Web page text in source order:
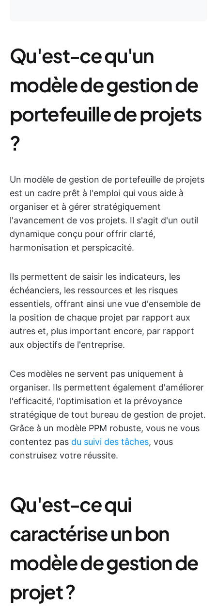
Qu'est-ce qu'un
modèle de gestion de
portefeuille de projets
?
Un modèle de gestion de portefeuille de projets
est un cadre prêt à l'emploi qui vous aide à
organiser et à gérer stratégiquement
l'avancement de vos projets. Il s'agit d'un outil
dynamique conçu pour offrir clarté,
harmonisation et perspicacité.
Ils permettent de saisir les indicateurs, les
échéanciers, les ressources et les risques
essentiels, offrant ainsi une vue d'ensemble de
la position de chaque projet par rapport aux
autres et, plus important encore, par rapport
aux objectifs de l'entreprise.
Ces modèles ne servent pas uniquement à
organiser. Ils permettent également d'améliorer
l'efficacité, l'optimisation et la prévoyance
stratégique de tout bureau de gestion de projet.
Grâce à un modèle PPM robuste, vous ne vous
contentez pas du suivi des tâches, vous
construisez votre réussite.
Qu'est-ce qui
caractérise un bon
modèle de gestion de
projet ?